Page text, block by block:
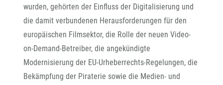
wurden, gehörten der Einfluss der Digitalisierung und
die damit verbundenen Herausforderungen für den
europäischen Filmsektor, die Rolle der neuen Video-
on-Demand-Betreiber, die angekündigte
Modernisierung der EU-Urheberrechts-Regelungen, die
Bekämpfung der Piraterie sowie die Medien- und